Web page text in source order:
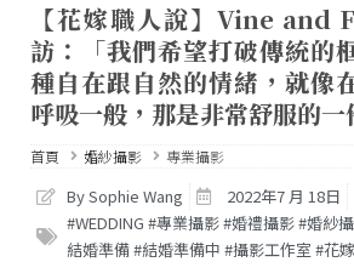
【花嫁職人說】Vine and
訪：「我們希望打破傳統的
種自在跟自然的情緒，就像
呼吸一般，那是非常舒服的一
首頁 婚紗攝影 專業攝影
By Sophie Wang
2022年7 月 18日
#WEDDING #專業攝影 #婚禮攝影 #婚紗
結婚準備 #結婚準備中 #攝影工作室 #花